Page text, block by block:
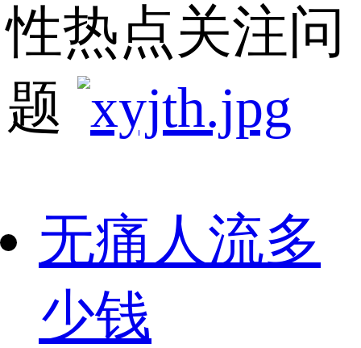
性热点关注问
题
无痛人流多
少钱